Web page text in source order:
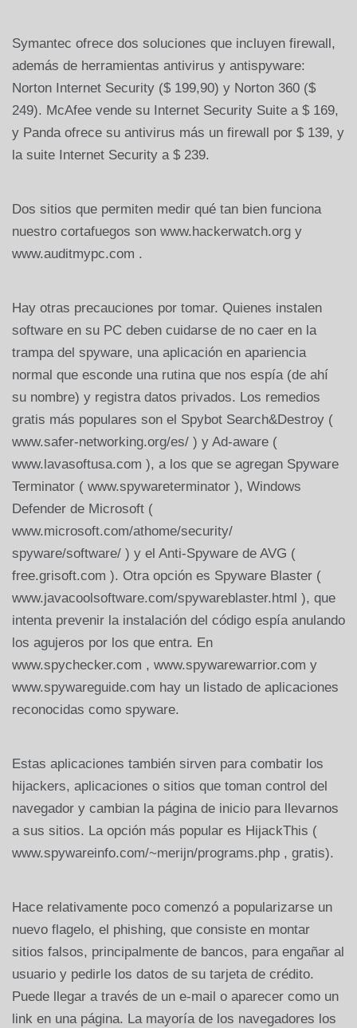
Symantec ofrece dos soluciones que incluyen firewall,
además de herramientas antivirus y antispyware:
Norton Internet Security ($ 199,90) y Norton 360 ($
249). McAfee vende su Internet Security Suite a $ 169,
y Panda ofrece su antivirus más un firewall por $ 139, y
la suite Internet Security a $ 239.
Dos sitios que permiten medir qué tan bien funciona
nuestro cortafuegos son www.hackerwatch.org y
www.auditmypc.com .
Hay otras precauciones por tomar. Quienes instalen
software en su PC deben cuidarse de no caer en la
trampa del spyware, una aplicación en apariencia
normal que esconde una rutina que nos espía (de ahí
su nombre) y registra datos privados. Los remedios
gratis más populares son el Spybot Search&Destroy (
www.safer-networking.org/es/ ) y Ad-aware (
www.lavasoftusa.com ), a los que se agregan Spyware
Terminator ( www.spywareterminator ), Windows
Defender de Microsoft (
www.microsoft.com/athome/security/
spyware/software/ ) y el Anti-Spyware de AVG (
free.grisoft.com ). Otra opción es Spyware Blaster (
www.javacoolsoftware.com/spywareblaster.html ), que
intenta prevenir la instalación del código espía anulando
los agujeros por los que entra. En
www.spychecker.com , www.spywarewarrior.com y
www.spywareguide.com hay un listado de aplicaciones
reconocidas como spyware.
Estas aplicaciones también sirven para combatir los
hijackers, aplicaciones o sitios que toman control del
navegador y cambian la página de inicio para llevarnos
a sus sitios. La opción más popular es HijackThis (
www.spywareinfo.com/~merijn/programs.php , gratis).
Hace relativamente poco comenzó a popularizarse un
nuevo flagelo, el phishing, que consiste en montar
sitios falsos, principalmente de bancos, para engañar al
usuario y pedirle los datos de su tarjeta de crédito.
Puede llegar a través de un e-mail o aparecer como un
link en una página. La mayoría de los navegadores los